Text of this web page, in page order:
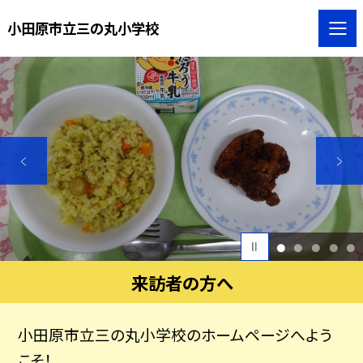
小田原市立三の丸小学校
1 2 3 4 5
来訪者の方へ
小田原市立三の丸小学校のホームページへよう